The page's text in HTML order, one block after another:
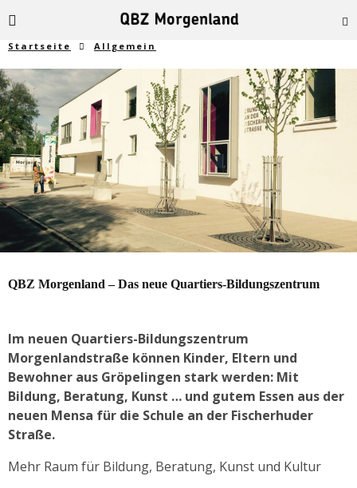
Startseite Allgemein
QBZ Morgenland – Das neue Quartiers-Bildungszentrum
Im neuen Quartiers-Bildungszentrum
Morgenlandstraße können Kinder, Eltern und
Bewohner aus Gröpelingen stark werden: Mit
Bildung, Beratung, Kunst … und gutem Essen aus der
neuen Mensa für die Schule an der Fischerhuder
Straße.
Mehr Raum für Bildung, Beratung, Kunst und Kultur